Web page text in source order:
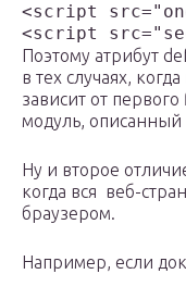
<script
<script
Поэтому атрибут
в тех случаях,
зависит от
модуль,
Ну и второе
когда вся веб-
браузером.
Например, если